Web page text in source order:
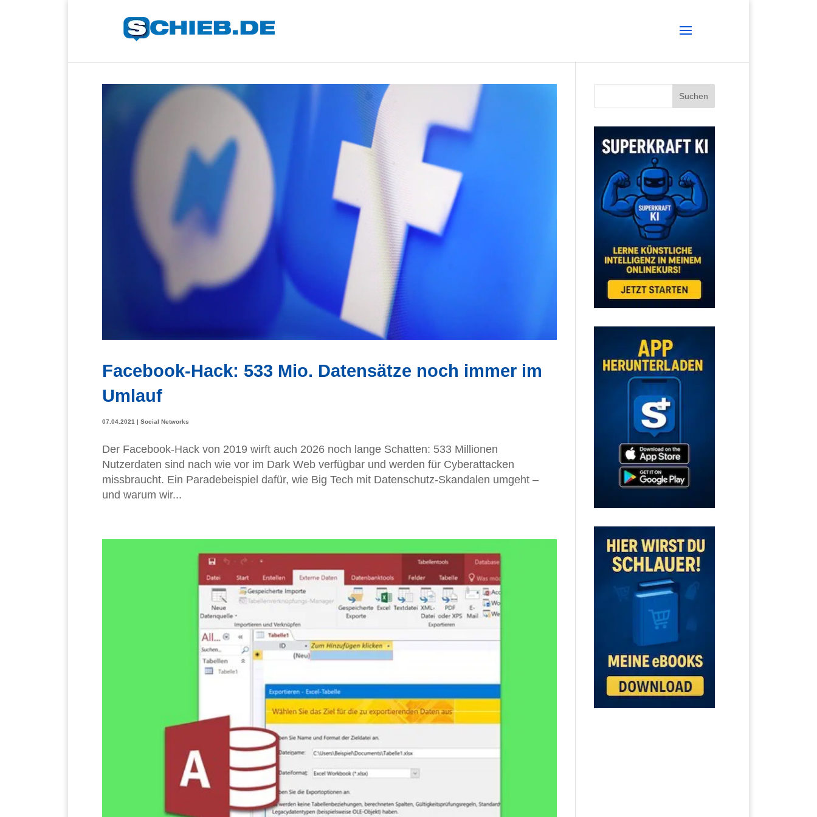
Facebook-Hack: 533 Mio. Datensätze noch immer im
Umlauf
07.04.2021 | Social Networks
Der Facebook-Hack von 2019 wirft auch 2026 noch lange Schatten: 533 Millionen
Nutzerdaten sind nach wie vor im Dark Web verfügbar und werden für Cyberattacken
missbraucht. Ein Paradebeispiel dafür, wie Big Tech mit Datenschutz-Skandalen umgeht –
und warum wir...